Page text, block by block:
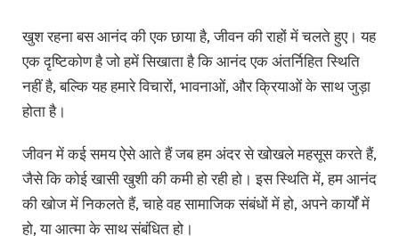
खुश रहना बस आनंद की एक छाया है, जीवन की राहों में चलते हुए। यह
एक दृष्टिकोण है जो हमें सिखाता है कि आनंद एक अंतर्निहित स्थिति
नहीं है, बल्कि यह हमारे विचारों, भावनाओं, और क्रियाओं के साथ जुड़ा
होता है।
जीवन में कई समय ऐसे आते हैं जब हम अंदर से खोखले महसूस करते हैं,
जैसे कि कोई खासी खुशी की कमी हो रही हो। इस स्थिति में, हम आनंद
की खोज में निकलते हैं, चाहे वह सामाजिक संबंधों में हो, अपने कार्यों में
हो, या आत्मा के साथ संबंधित हो।